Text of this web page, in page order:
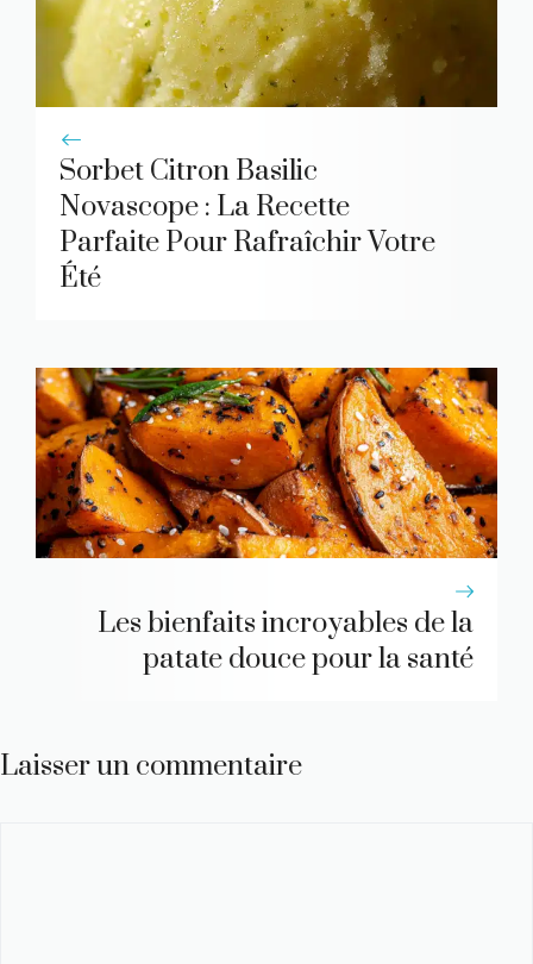
Sorbet Citron Basilic
Novascope : La Recette
Parfaite Pour Rafraîchir Votre
Été
Les bienfaits incroyables de la
patate douce pour la santé
Laisser un commentaire